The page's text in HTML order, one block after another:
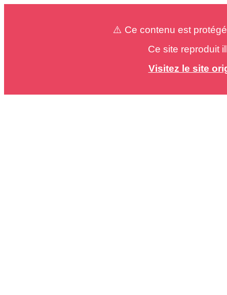
⚠️ Ce contenu est
Ce site reproduit
Visitez le site